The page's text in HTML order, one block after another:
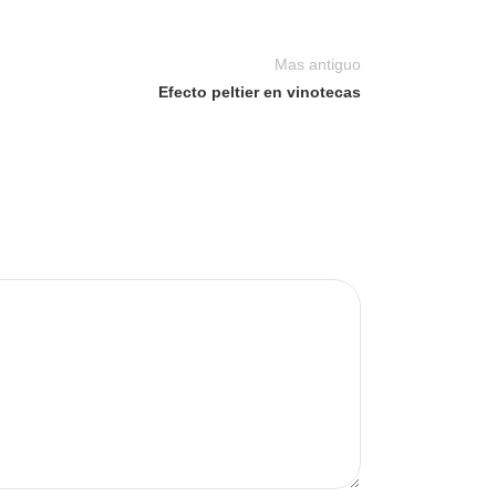
Mas antiguo
Efecto peltier en vinotecas